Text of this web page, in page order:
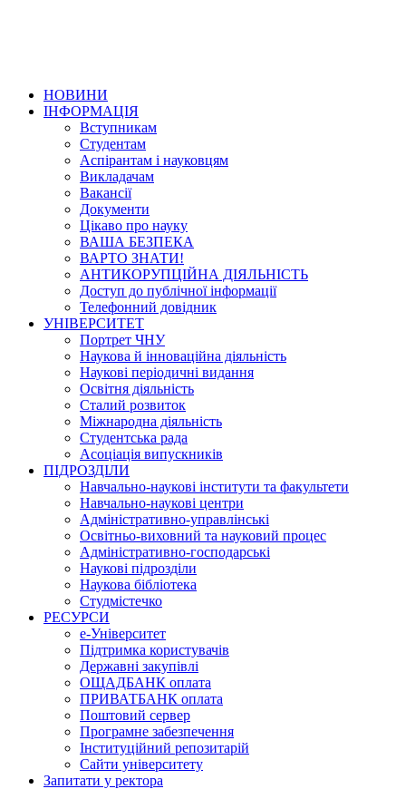
НОВИНИ
ІНФОРМАЦІЯ
Вступникам
Студентам
Аспірантам і науковцям
Викладачам
Вакансії
Документи
Цікаво про науку
ВАША БЕЗПЕКА
ВАРТО ЗНАТИ!
АНТИКОРУПЦІЙНА ДІЯЛЬНІСТЬ
Доступ до публічної інформації
Телефонний довідник
УНІВЕРСИТЕТ
Портрет ЧНУ
Наукова й інноваційна діяльність
Наукові періодичні видання
Освітня діяльність
Сталий розвиток
Міжнародна діяльність
Студентська рада
Асоціація випускників
ПІДРОЗДІЛИ
Навчально-наукові інститути та факультети
Навчально-наукові центри
Адміністративно-управлінські
Освітньо-виховний та науковий процес
Адміністративно-господарські
Наукові підрозділи
Наукова бібліотека
Студмістечко
РЕСУРСИ
е-Університет
Підтримка користувачів
Державні закупівлі
ОЩАДБАНК оплата
ПРИВАТБАНК оплата
Поштовий сервер
Програмне забезпечення
Інституційний репозитарій
Сайти університету
Запитати у ректора